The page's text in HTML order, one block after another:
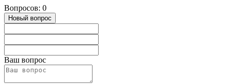
Вопросов: 0
Новый вопрос
Ваш вопрос